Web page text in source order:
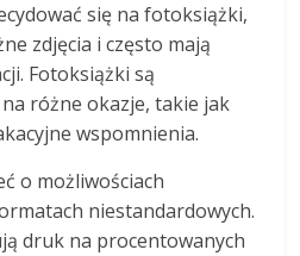
się na fotoksiążki,
zdjęcia i często mają
Fotoksiążki są
różne okazje, takie jak
wspomnienia.
o możliwościach
niestandardowych.
druk na procentowanych